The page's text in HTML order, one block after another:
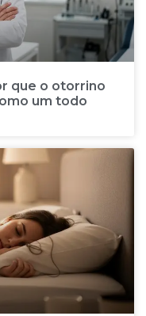
que o otorrino
um todo